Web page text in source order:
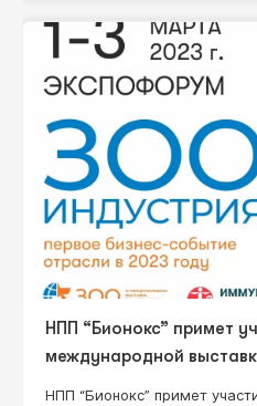
все сотрудники издания
образование и
Читайте статью о
НПП “Бионокс” примет
международной
НПП “Бионокс” примет